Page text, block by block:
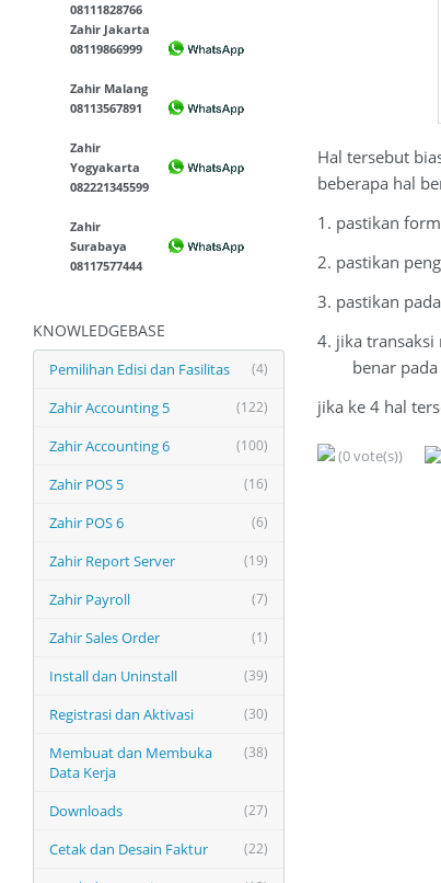
08111828766
Zahir Jakarta
08119866999
Zahir Malang
08113567891
Zahir
Yogyakarta
082221345599
Zahir
Surabaya
08117577444
KNOWLEDGEBASE
(4)
Pemilihan Edisi dan Fasilitas
(122)
Zahir Accounting 5
(100)
Zahir Accounting 6
(16)
Zahir POS 5
(6)
Zahir POS 6
(19)
Zahir Report Server
(7)
Zahir Payroll
(1)
Zahir Sales Order
(39)
Install dan Uninstall
(30)
Registrasi dan Aktivasi
(38)
Membuat dan Membuka
Data Kerja
(27)
Downloads
(22)
Cetak dan Desain Faktur
Hal tersebut
beberapa hal
1. pastikan
2. pastikan
3. pastikan
4. jika transaksi
benar pada
jika ke 4 hal
(0 vote(s))